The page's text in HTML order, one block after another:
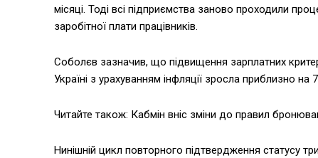
місяці. Тоді всі підприємства заново проходили
заробітної плати працівників.
Соболєв зазначив, що підвищення зарплатних
Україні з урахуванням інфляції зросла приблизно на
Читайте також: Кабмін вніс зміни до правил
Нинішній цикл повторного підтвердження статусу